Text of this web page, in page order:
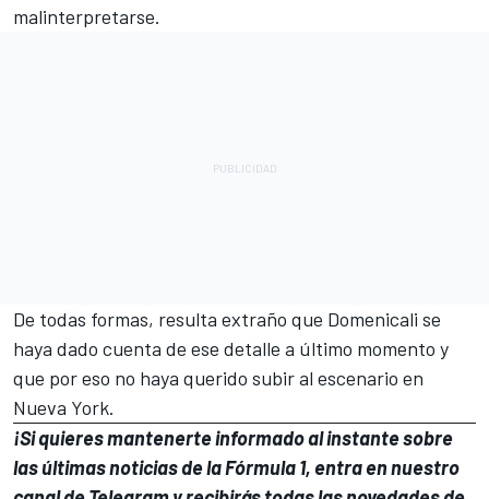
malinterpretarse.
De todas formas, resulta extraño que Domenicali se
haya dado cuenta de ese detalle a último momento y
que por eso no haya querido subir al escenario en
Nueva York.
¡Si quieres mantenerte informado al instante sobre
las últimas noticias de la Fórmula 1, entra ennuestro